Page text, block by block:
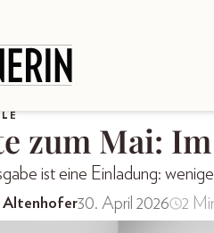
zum Mai:
ist eine Einladung:
Altenhofer30. April 2026 2